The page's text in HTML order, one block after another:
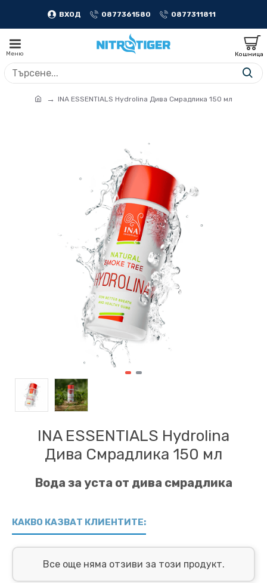
ВХОД 0877361580 0877311811
INA ESSENTIALS Hydrolina Дива Смрадлика 150 мл
INA ESSENTIALS Hydrolina
Дива Смрадлика 150 мл
Вода за уста от дива смрадлика
КАКВО КАЗВАТ КЛИЕНТИТЕ:
Все още няма отзиви за този продукт.